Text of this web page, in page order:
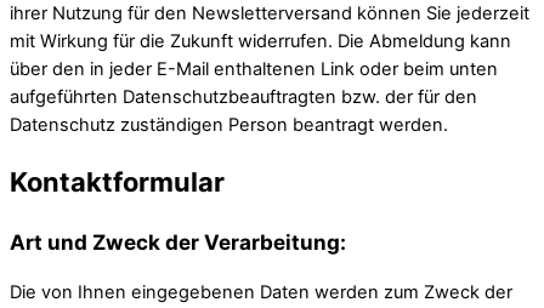
ihrer Nutzung für den Newsletterversand können Sie jederzeit
mit Wirkung für die Zukunft widerrufen. Die Abmeldung kann
über den in jeder E-Mail enthaltenen Link oder beim unten
aufgeführten Datenschutzbeauftragten bzw. der für den
Datenschutz zuständigen Person beantragt werden.
Kontaktformular
Art und Zweck der Verarbeitung:
Die von Ihnen eingegebenen Daten werden zum Zweck der